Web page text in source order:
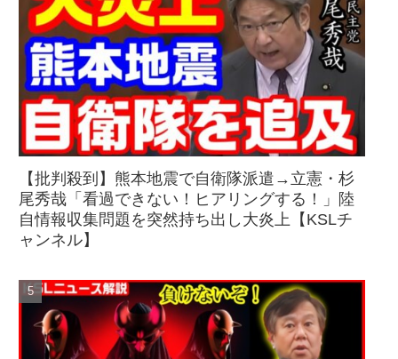
【批判殺到】熊本地震で自衛隊派遣→立憲・杉
尾秀哉「看過できない！ヒアリングする！」陸
自情報収集問題を突然持ち出し大炎上【KSLチ
ャンネル】